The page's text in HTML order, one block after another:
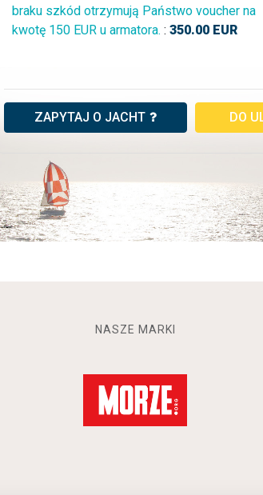
braku szkód otrzymują Państwo voucher na
kwotę 150 EUR u armatora. : 350.00 EUR
ZAPYTAJ O JACHT DO
NASZE MARKI